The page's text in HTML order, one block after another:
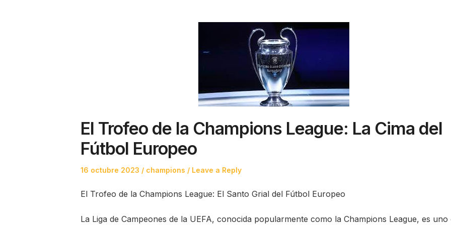
El Trofeo de la Champions League: La Cima del
Fútbol Europeo
Posted
16 octubre 2023
Posted
champions Leave a Reply
El Trofeo de la Champions League: El Santo Grial del Fútbol Europeo
La Liga de Campeones de la UEFA, conocida popularmente como la Champions League, es uno